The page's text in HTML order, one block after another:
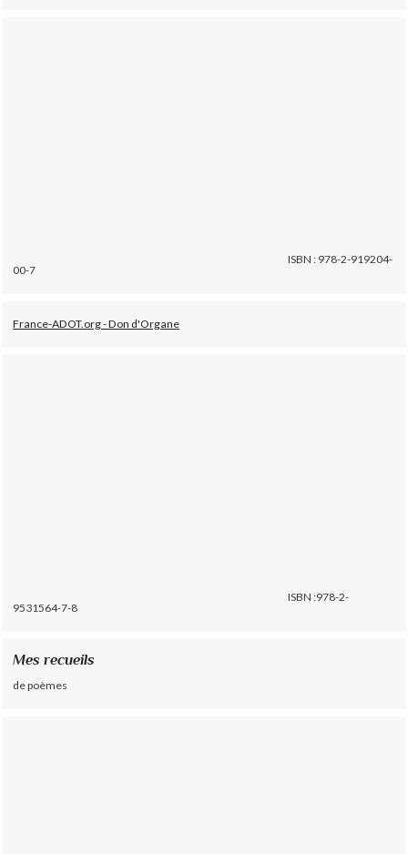
ISBN : 978-2-919204-
00-7
France-ADOT.org - Don d'Organe
ISBN :978-2-
9531564-7-8
Mes recueils
de poèmes